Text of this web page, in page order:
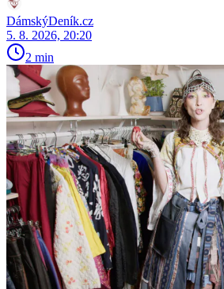
DámskýDeník.cz
5. 8. 2026, 20:20
2 min